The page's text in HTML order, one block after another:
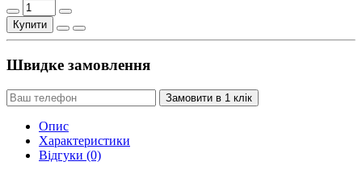
Купити
Швидке замовлення
Замовити в 1 клік
Опис
Характеристики
Відгуки (0)